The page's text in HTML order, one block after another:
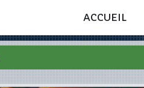
ACCUEIL